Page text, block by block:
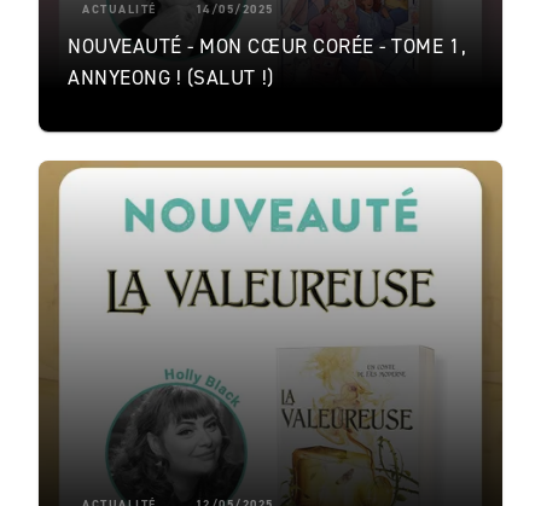
ACTUALITÉ 14/05/2025
NOUVEAUTÉ - MON CŒUR CORÉE - TOME 1,
ANNYEONG ! (SALUT !)